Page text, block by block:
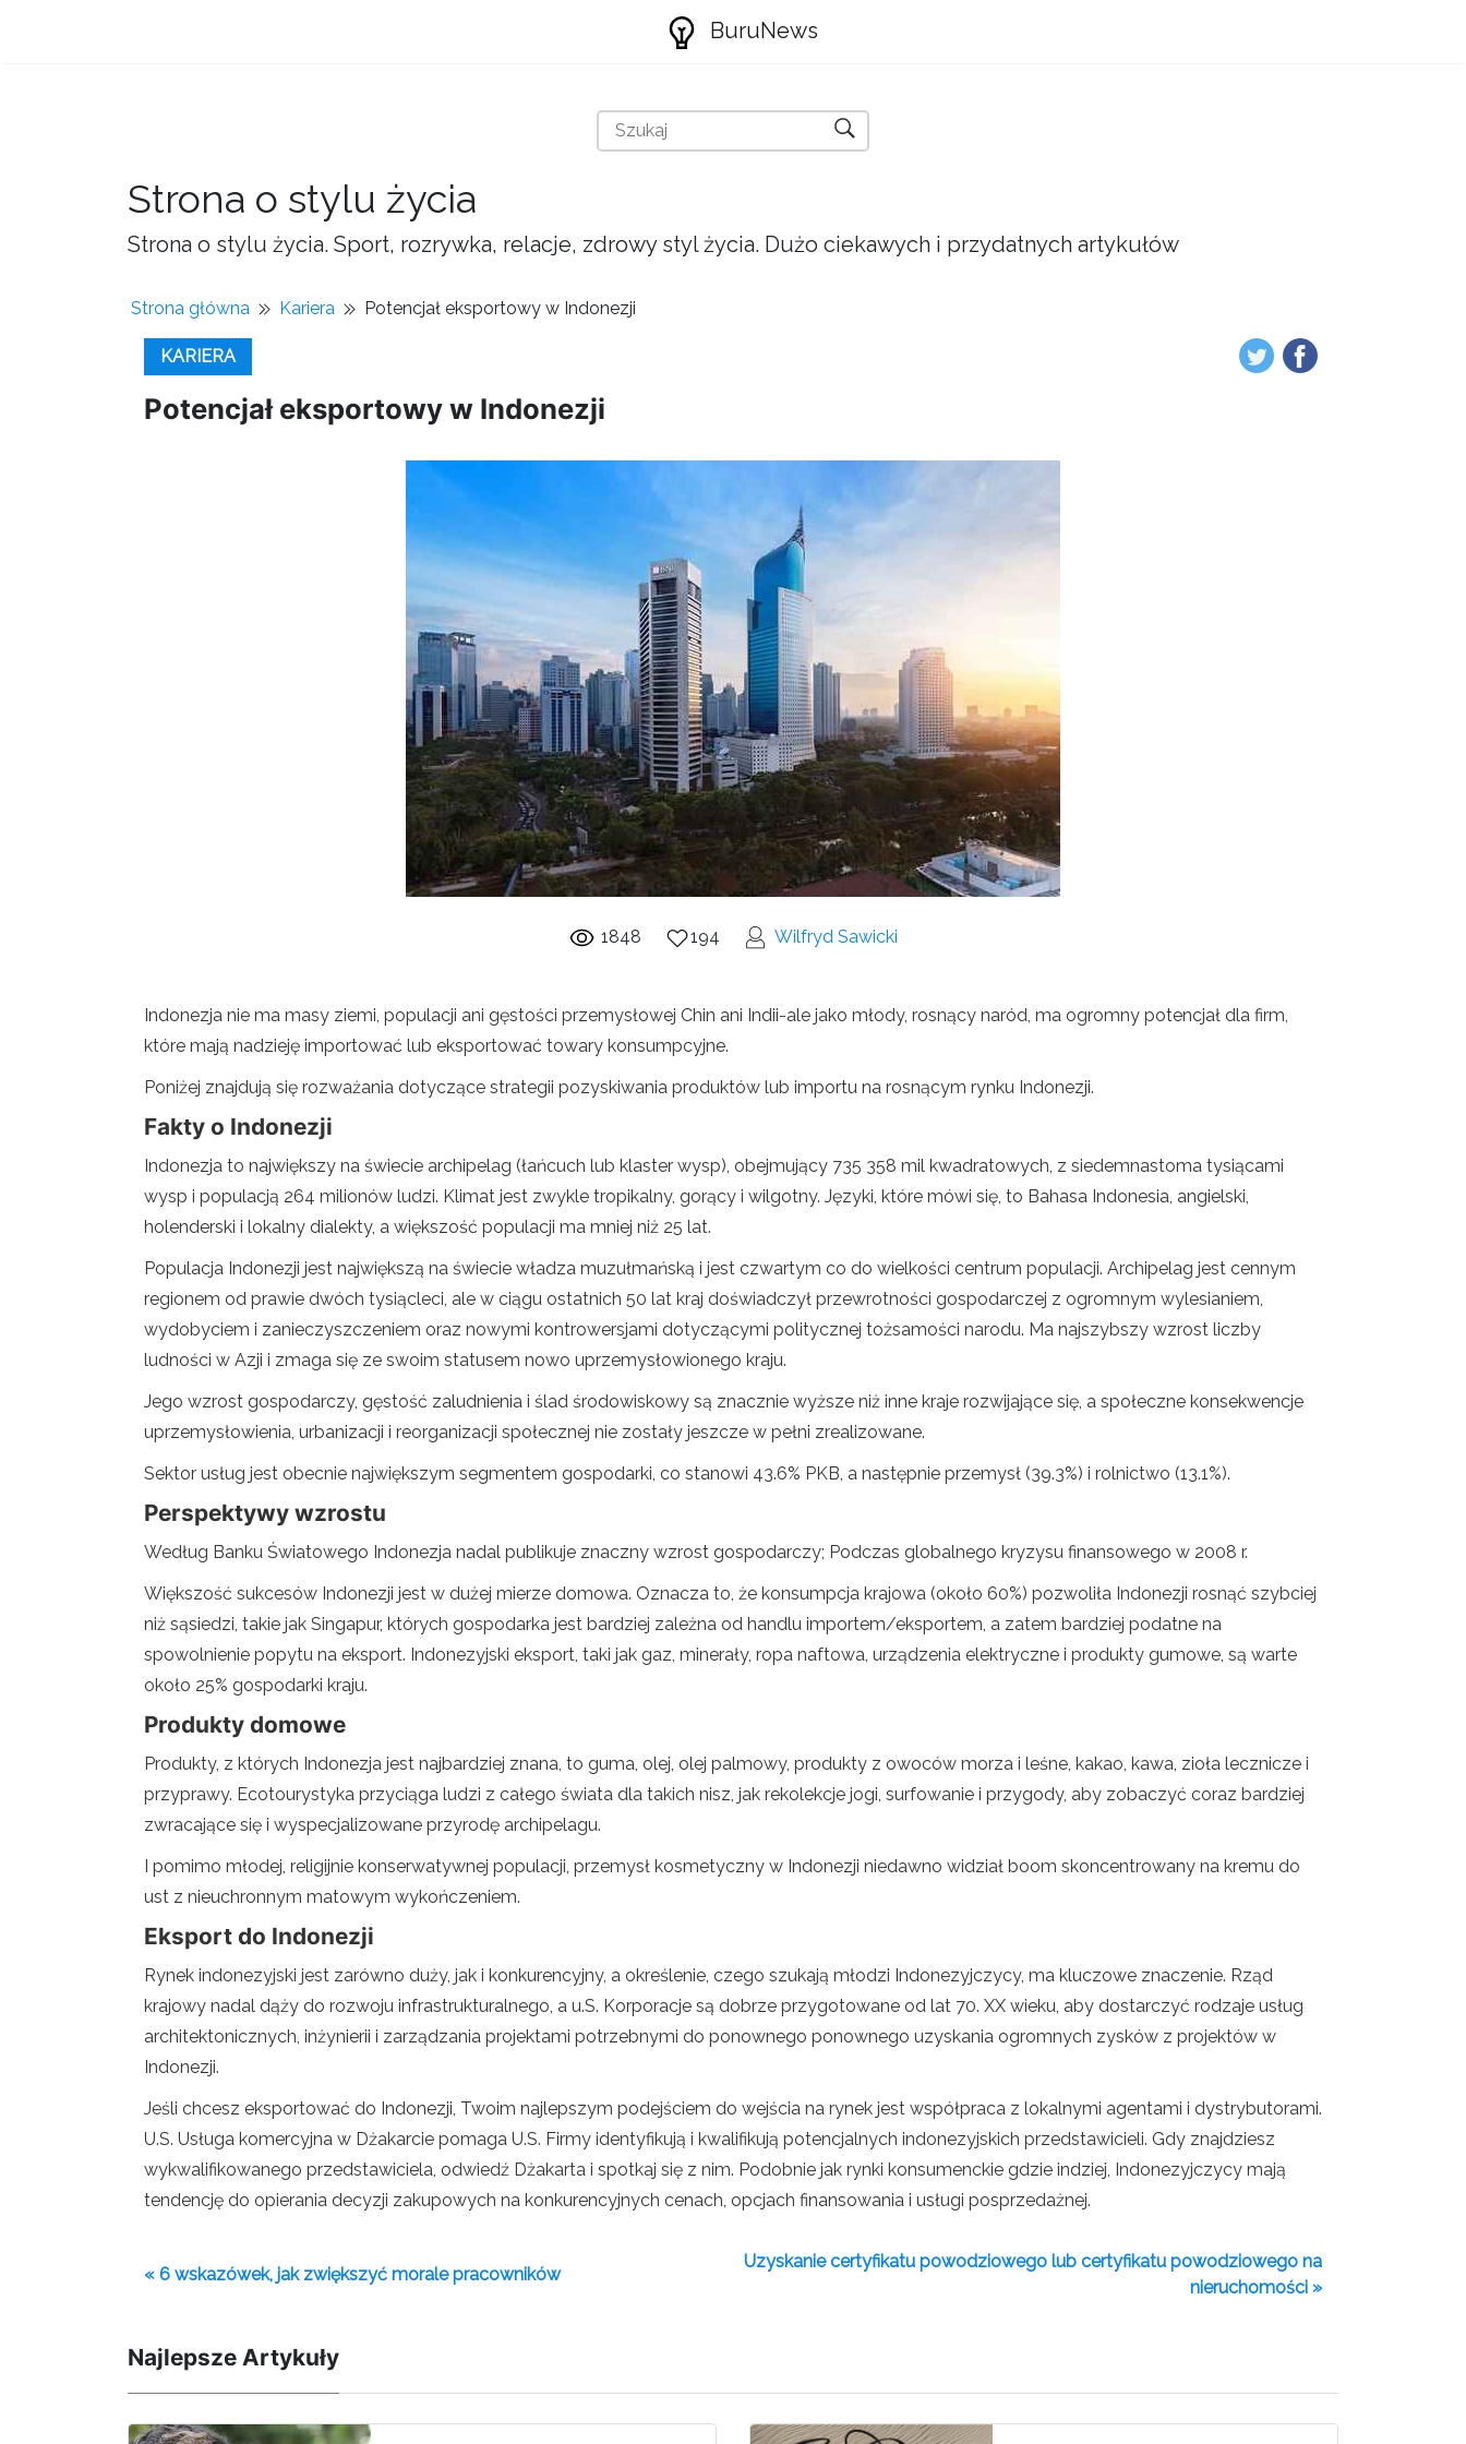
BuruNews
Strona o stylu życia
Strona o stylu życia. Sport, rozrywka, relacje, zdrowy styl życia. Dużo ciekawych i przydatnych artykułów
Strona główna Kariera Potencjał eksportowy w Indonezji
KARIERA
Potencjał eksportowy w Indonezji
1848 194 Wilfryd Sawicki
Indonezja nie ma masy ziemi, populacji ani gęstości przemysłowej Chin ani Indii-ale jako młody, rosnący naród, ma ogromny potencjał dla firm,
które mają nadzieję importować lub eksportować towary konsumpcyjne.
Poniżej znajdują się rozważania dotyczące strategii pozyskiwania produktów lub importu na rosnącym rynku Indonezji.
Fakty o Indonezji
Indonezja to największy na świecie archipelag (łańcuch lub klaster wysp), obejmujący 735 358 mil kwadratowych, z siedemnastoma tysiącami
wysp i populacją 264 milionów ludzi. Klimat jest zwykle tropikalny, gorący i wilgotny. Języki, które mówi się, to Bahasa Indonesia, angielski,
holenderski i lokalny dialekty, a większość populacji ma mniej niż 25 lat.
Populacja Indonezji jest największą na świecie władza muzułmańską i jest czwartym co do wielkości centrum populacji. Archipelag jest cennym
regionem od prawie dwóch tysiącleci, ale w ciągu ostatnich 50 lat kraj doświadczył przewrotności gospodarczej z ogromnym wylesianiem,
wydobyciem i zanieczyszczeniem oraz nowymi kontrowersjami dotyczącymi politycznej tożsamości narodu. Ma najszybszy wzrost liczby
ludności w Azji i zmaga się ze swoim statusem nowo uprzemysłowionego kraju.
Jego wzrost gospodarczy, gęstość zaludnienia i ślad środowiskowy są znacznie wyższe niż inne kraje rozwijające się, a społeczne konsekwencje
uprzemysłowienia, urbanizacji i reorganizacji społecznej nie zostały jeszcze w pełni zrealizowane.
Sektor usług jest obecnie największym segmentem gospodarki, co stanowi 43.6% PKB, a następnie przemysł (39.3%) i rolnictwo (13.1%).
Perspektywy wzrostu
Według Banku Światowego Indonezja nadal publikuje znaczny wzrost gospodarczy; Podczas globalnego kryzysu finansowego w 2008 r.
Większość sukcesów Indonezji jest w dużej mierze domowa. Oznacza to, że konsumpcja krajowa (około 60%) pozwoliła Indonezji rosnąć szybciej
niż sąsiedzi, takie jak Singapur, których gospodarka jest bardziej zależna od handlu importem/eksportem, a zatem bardziej podatne na
spowolnienie popytu na eksport. Indonezyjski eksport, taki jak gaz, minerały, ropa naftowa, urządzenia elektryczne i produkty gumowe, są warte
około 25% gospodarki kraju.
Produkty domowe
Produkty, z których Indonezja jest najbardziej znana, to guma, olej, olej palmowy, produkty z owoców morza i leśne, kakao, kawa, zioła lecznicze i
przyprawy. Ecotourystyka przyciąga ludzi z całego świata dla takich nisz, jak rekolekcje jogi, surfowanie i przygody, aby zobaczyć coraz bardziej
zwracające się i wyspecjalizowane przyrodę archipelagu.
I pomimo młodej, religijnie konserwatywnej populacji, przemysł kosmetyczny w Indonezji niedawno widział boom skoncentrowany na kremu do
ust z nieuchronnym matowym wykończeniem.
Eksport do Indonezji
Rynek indonezyjski jest zarówno duży, jak i konkurencyjny, a określenie, czego szukają młodzi Indonezyjczycy, ma kluczowe znaczenie. Rząd
krajowy nadal dąży do rozwoju infrastrukturalnego, a u.S. Korporacje są dobrze przygotowane od lat 70. XX wieku, aby dostarczyć rodzaje usług
architektonicznych, inżynierii i zarządzania projektami potrzebnymi do ponownego ponownego uzyskania ogromnych zysków z projektów w
Indonezji.
Jeśli chcesz eksportować do Indonezji, Twoim najlepszym podejściem do wejścia na rynek jest współpraca z lokalnymi agentami i dystrybutorami.
U.S. Usługa komercyjna w Dżakarcie pomaga U.S. Firmy identyfikują i kwalifikują potencjalnych indonezyjskich przedstawicieli. Gdy znajdziesz
wykwalifikowanego przedstawiciela, odwiedź Dżakarta i spotkaj się z nim. Podobnie jak rynki konsumenckie gdzie indziej, Indonezyjczycy mają
tendencję do opierania decyzji zakupowych na konkurencyjnych cenach, opcjach finansowania i usługi posprzedażnej.
« 6 wskazówek, jak zwiększyć morale pracowników
Uzyskanie certyfikatu powodziowego lub certyfikatu powodziowego na
nieruchomości »
Najlepsze Artykuły